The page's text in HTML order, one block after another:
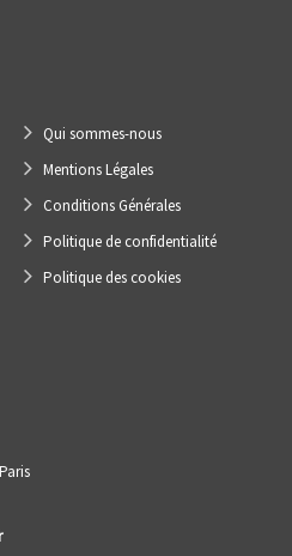
Qui sommes-nous
Mentions Légales
Conditions Générales
Politique de confidentialité
Politique des cookies